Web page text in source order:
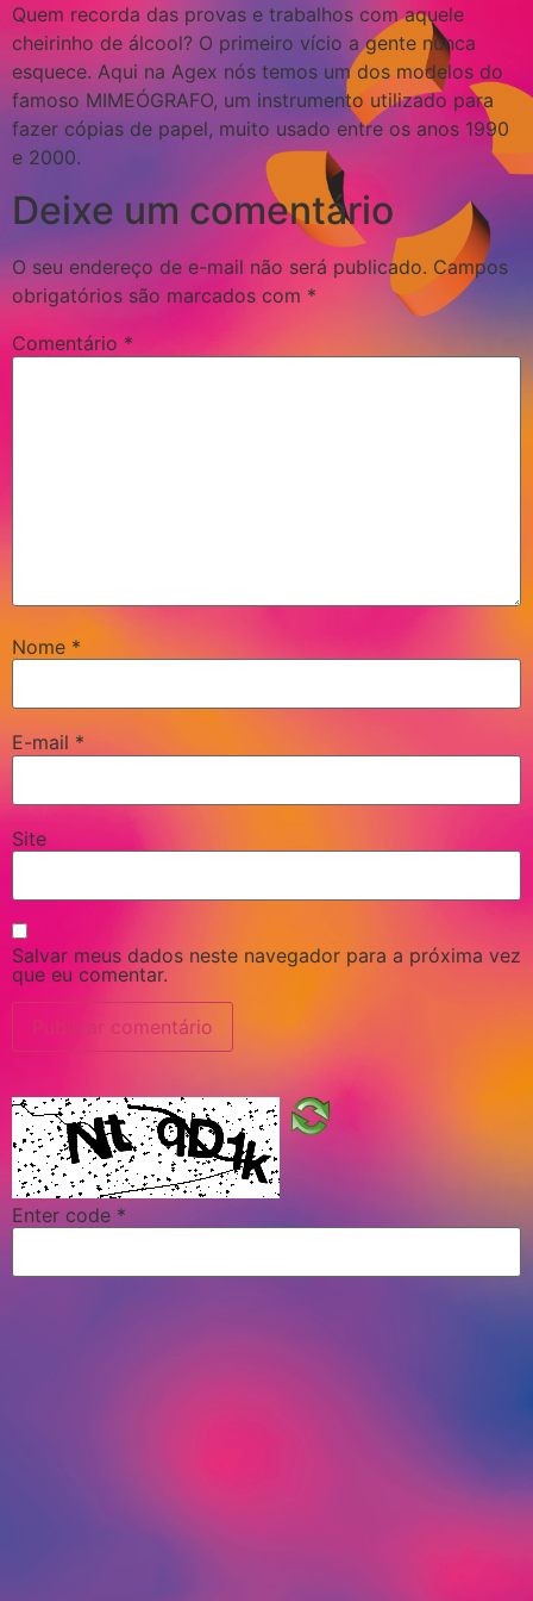
Quem recorda das provas e trabalhos com aquele
cheirinho de álcool? O primeiro vício a gente nunca
esquece. Aqui na Agex nós temos um dos modelos do
famoso MIMEÓGRAFO, um instrumento utilizado para
fazer cópias de papel, muito usado entre os anos 1990
e 2000.
Deixe um comentário
O seu endereço de e-mail não será publicado. Campos
obrigatórios são marcados com *
Comentário *
Nome *
E-mail *
Site
Salvar meus dados neste navegador para a próxima vez
que eu comentar.
Enter code *